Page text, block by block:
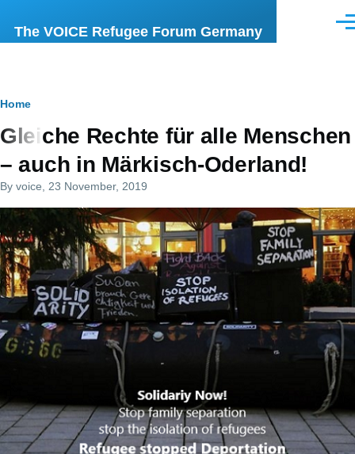
The VOICE Refugee Forum Germany
Breadcrumb
Home
Gleiche Rechte für alle Menschen
– auch in Märkisch-Oderland!
By voice , 23 November, 2019